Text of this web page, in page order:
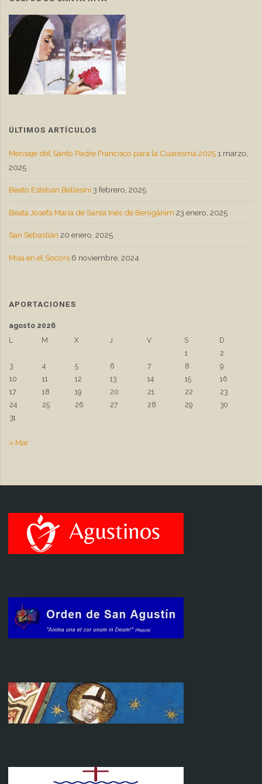
ÚLTIMOS ARTÍCULOS
Mensaje del Santo Padre Francisco para la Cuaresma 2025 1 marzo,
2025
Beato Esteban Bellesini 3 febrero, 2025
Beata Josefa María de Santa Inés de Benigánim 23 enero, 2025
San Sebastián 20 enero, 2025
Misa en el Socors 6 noviembre, 2024
APORTACIONES
agosto 2026
L
M X J V S
D
1
2
3
4 5 6 7 8
9
10
11 12 13 14 15
16
17
18 19 20 21 22
23
24
25 26 27 28 29
30
31
« Mar